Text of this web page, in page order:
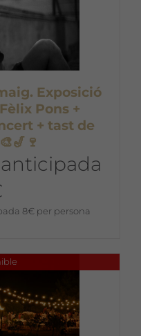
Exposició
Pons +
+ tast de
8€ per persona